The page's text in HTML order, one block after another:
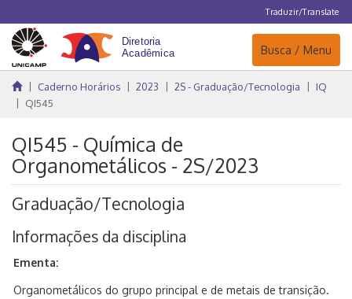
Traduzir/Translate
Navegação
Busca / Menu
Caderno Horários 2023 2S - Graduação/Tecnologia
IQ
QI545
QI545 - Química de
Organometálicos - 2S/2023
Graduação/Tecnologia
Informações da disciplina
Ementa:
Organometálicos do grupo principal e de metais de transição.